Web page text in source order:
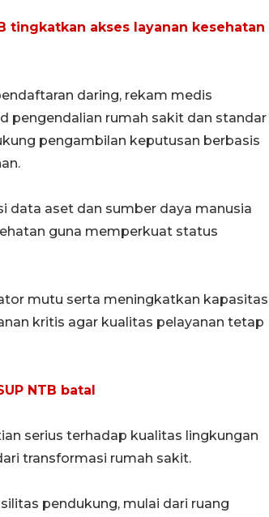
tingkatkan akses layanan kesehatan
daring, rekam medis
pengendalian rumah sakit dan standar
pengambilan keputusan berbasis
data aset dan sumber daya manusia
guna memperkuat status
mutu serta meningkatkan kapasitas
kritis agar kualitas pelayanan tetap
NTB batal
serius terhadap kualitas lingkungan
transformasi rumah sakit.
pendukung, mulai dari ruang